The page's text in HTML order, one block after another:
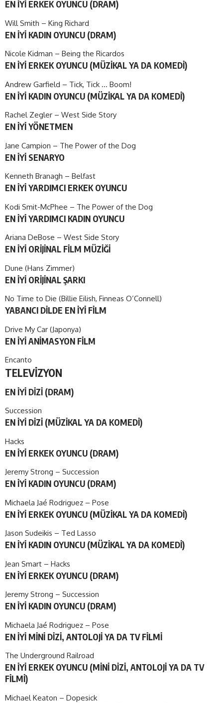
EN İYİ ERKEK OYUNCU (DRAM)
Will Smith – King Richard
EN İYİ KADIN OYUNCU (DRAM)
Nicole Kidman – Being the Ricardos
EN İYİ ERKEK OYUNCU (MÜZİKAL YA DA KOMEDİ)
Andrew Garfield – Tick, Tick … Boom!
EN İYİ KADIN OYUNCU (MÜZİKAL YA DA KOMEDİ)
Rachel Zegler – West Side Story
EN İYİ YÖNETMEN
Jane Campion – The Power of the Dog
EN İYİ SENARYO
Kenneth Branagh – Belfast
EN İYİ YARDIMCI ERKEK OYUNCU
Kodi Smit-McPhee – The Power of the Dog
EN İYİ YARDIMCI KADIN OYUNCU
Ariana DeBose – West Side Story
EN İYİ ORİJİNAL FİLM MÜZİĞİ
Dune (Hans Zimmer)
EN İYİ ORİJİNAL ŞARKI
No Time to Die (Billie Eilish, Finneas O’Connell)
YABANCI DİLDE EN İYİ FİLM
Drive My Car (Japonya)
EN İYİ ANİMASYON FİLM
Encanto
TELEVİZYON
EN İYİ DİZİ (DRAM)
Succession
EN İYİ DİZİ (MÜZİKAL YA DA KOMEDİ)
Hacks
EN İYİ ERKEK OYUNCU (DRAM)
Jeremy Strong – Succession
EN İYİ KADIN OYUNCU (DRAM)
Michaela Jaé Rodriguez – Pose
EN İYİ ERKEK OYUNCU (MÜZİKAL YA DA KOMEDİ)
Jason Sudeikis – Ted Lasso
EN İYİ KADIN OYUNCU (MÜZİKAL YA DA KOMEDİ)
Jean Smart – Hacks
EN İYİ ERKEK OYUNCU (DRAM)
Jeremy Strong – Succession
EN İYİ KADIN OYUNCU (DRAM)
Michaela Jaé Rodriguez – Pose
EN İYİ MİNİ DİZİ, ANTOLOJİ YA DA TV FİLMİ
The Underground Railroad
EN İYİ ERKEK OYUNCU (MİNİ DİZİ, ANTOLOJİ YA DA TV
FİLMİ)
Michael Keaton – Dopesick